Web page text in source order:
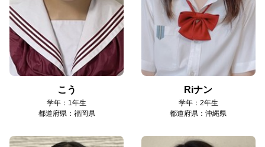
こう
学年：1年生
都道府県：福岡県
Riナン
学年：2年生
都道府県：沖縄県